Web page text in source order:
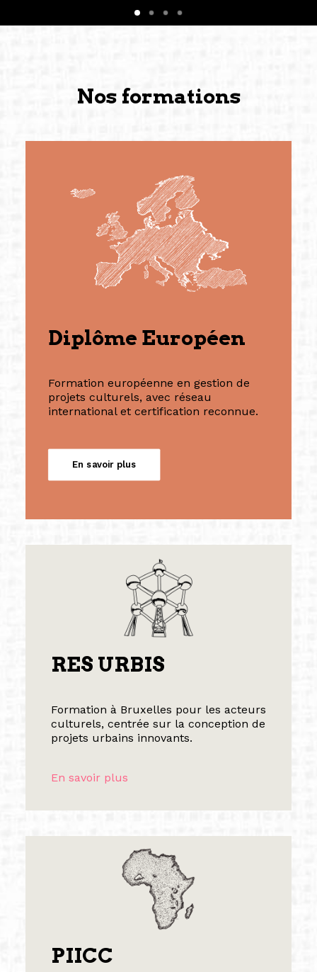
Nos formations
Diplôme Européen
Formation européenne en gestion de
projets culturels, avec réseau
international et certification reconnue.
En savoir plus
RES URBIS
Formation à Bruxelles pour les acteurs
culturels, centrée sur la conception de
projets urbains innovants.
En savoir plus
PIICC